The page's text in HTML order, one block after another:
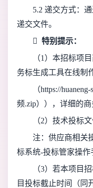
5.2 递交方式：
递交文件。

特别提示：
（1）本招标项
务标生成工具在线制
（https://
频.zip）），详细的
（2）技术投标
注：供应商相关
标系统-投标管家操作
（3）若本项目
目投标截止时间（同